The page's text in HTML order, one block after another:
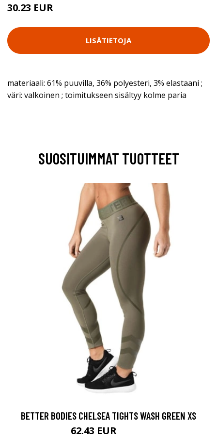
30.23 EUR
LISÄTIETOJA
materiaali: 61% puuvilla, 36% polyesteri, 3% elastaani ;
väri: valkoinen ; toimitukseen sisältyy kolme paria
SUOSITUIMMAT TUOTTEET
BETTER BODIES CHELSEA TIGHTS WASH GREEN XS
62.43 EUR